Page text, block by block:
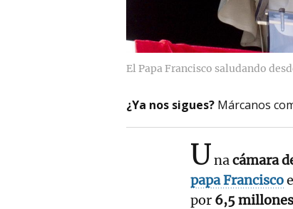
El Papa Francisco saludando
¿Ya nos sigues? Márcanos
Unacámara
papa Francisco
por 6,5